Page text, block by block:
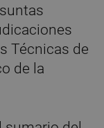
Técnicas de
de la